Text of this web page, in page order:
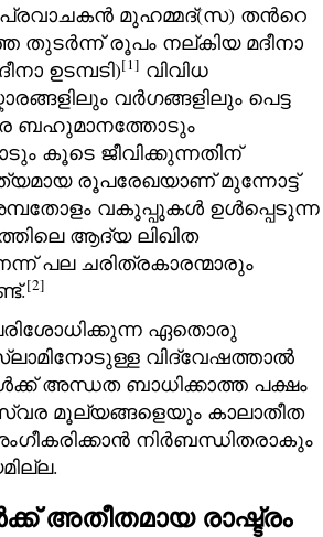
പ്രവാചകന്‍ മുഹമ്മദ്‌(സ) തന്‍റെ
തുടര്‍ന്ന് രൂപം നല്കിയ മദീനാ
ഉടമ്പടി)[1] വിവിധ
വര്‍ഗങ്ങളിലും പെട്ട
ബഹുമാനത്തോടും
കൂടെ ജീവിക്കുന്നതിന്‌
രൂപരേഖയാണ് മുന്നോട്ട്
വകുപ്പുകള്‍ ഉള്‍പ്പെടുന്ന
ആദ്യ ലിഖിത
പല ചരിത്രകാരന്മാരും
[2]
ഏതൊരു
വിദ്വേഷത്താല്‍
അന്ധത ബാധിക്കാത്ത പക്ഷം
മൂല്യങ്ങളെയും കാലാതീത
നിര്‍ബന്ധിതരാകും
അതീതമായ രാഷ്ട്രം